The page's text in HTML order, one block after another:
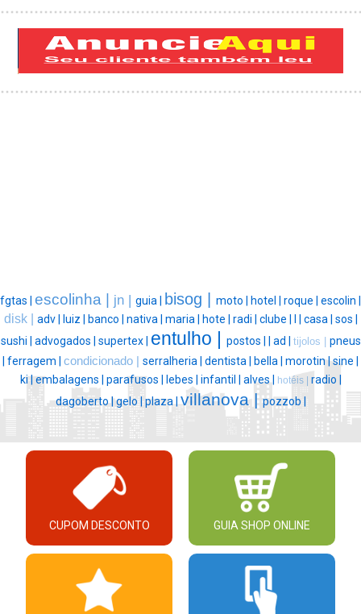
fgtas | escolinha | jn | guia | bisog | moto | hotel | roque | escolin |
disk | adv | luiz | banco | nativa | maria | hote | radi | clube | casa | sos |
sushi | advogados | supertex | entulho | postos | ad | tijolos | pneus
ferragem | condicionado | serralheria | dentista | bella | morotin |sine |
ki |embalagens | parafusos | lebes | infantil | alves | hotéis | radio |
dagoberto |gelo |plaza |villanova | pozzob |
CUPOM DESCONTO GUIA SHOP ONLINE